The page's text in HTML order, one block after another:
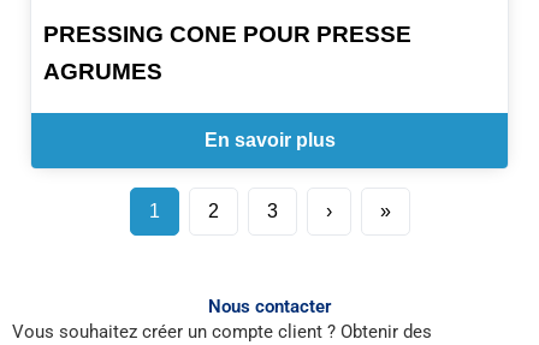
PRESSING CONE POUR PRESSE
AGRUMES
En savoir plus
1 2 3 › »
Nous contacter
Vous souhaitez créer un compte client ? Obtenir des